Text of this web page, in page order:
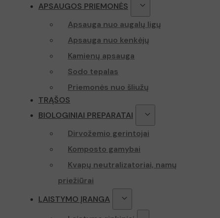
APSAUGOS PRIEMONĖS
Apsauga nuo augalų ligų
Apsauga nuo kenkėjų
Kamienų apsauga
Sodo tepalas
Priemonės nuo šliužų
TRĄŠOS
BIOLOGINIAI PREPARATAI
Dirvožemio gerintojai
Komposto gamybai
Kvapų neutralizatoriai, namų
priežiūrai
LAISTYMO ĮRANGA